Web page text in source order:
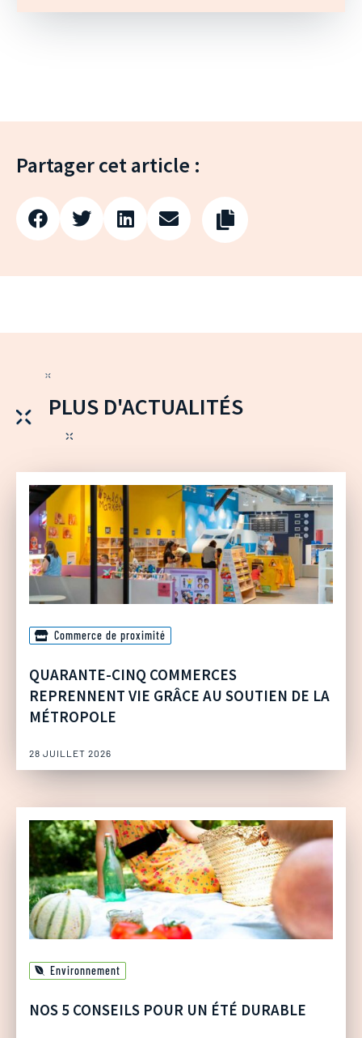
Partager cet article :
PLUS D'ACTUALITÉS
Commerce de proximité
QUARANTE-CINQ COMMERCES
REPRENNENT VIE GRÂCE AU SOUTIEN DE LA
MÉTROPOLE
28 JUILLET 2026
Environnement
NOS 5 CONSEILS POUR UN ÉTÉ DURABLE